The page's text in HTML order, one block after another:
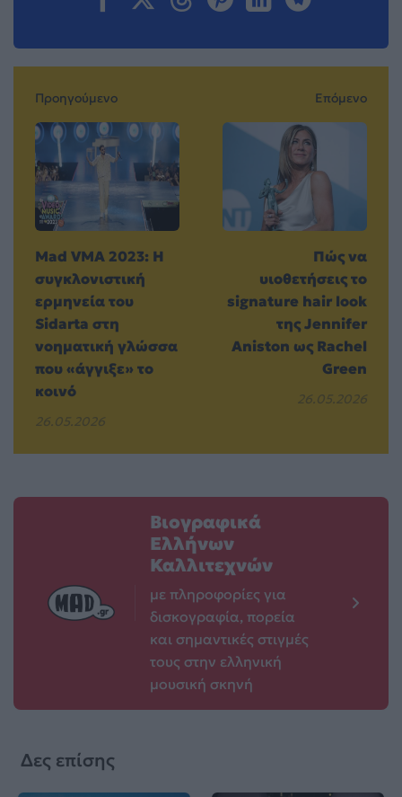
Προηγούμενο
Mad VMA 2023: Η
συγκλονιστική
ερμηνεία του
Sidarta στη
νοηματική γλώσσα
που «άγγιξε» το
κοινό
26.05.2026
Επόμενο
Πώς να
υιοθετήσεις το
signature hair look
της Jennifer
Aniston ως Rachel
Green
26.05.2026
Βιογραφικά
Ελλήνων
Καλλιτεχνών
με πληροφορίες για
δισκογραφία, πορεία
και σημαντικές στιγμές
τους στην ελληνική
μουσική σκηνή
Δες επίσης